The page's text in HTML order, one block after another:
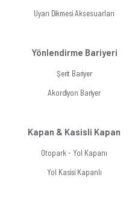
Uyarı Dikmesi Aksesuarları
Yönlendirme Bariyeri
Şerit Bariyer
Akordiyon Bariyer
Kapan & Kasisli Kapan
Otopark - Yol Kapanı
Yol Kasisi Kapanlı